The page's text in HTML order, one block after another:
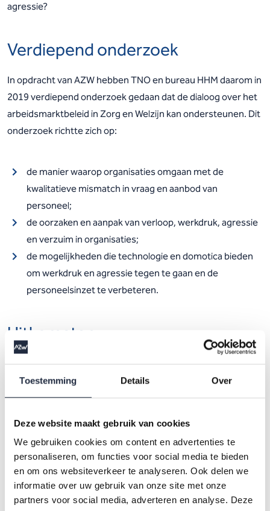
Toestemming Details Over
Deze website maakt gebruik van cookies
We gebruiken cookies om content en advertenties te
personaliseren, om functies voor social media te bieden
en om ons websiteverkeer te analyseren. Ook delen we
informatie over uw gebruik van onze site met onze
partners voor social media, adverteren en analyse. Deze
agressie?
Verdiepend onderzoek
In opdracht van AZW hebben TNO en bureau HHM daarom in
2019 verdiepend onderzoek gedaan dat de dialoog over het
arbeidsmarktbeleid in Zorg en Welzijn kan ondersteunen. Dit
onderzoek richtte zich op:
de manier waarop organisaties omgaan met de
kwalitatieve mismatch in vraag en aanbod van
personeel;
de oorzaken en aanpak van verloop, werkdruk, agressie
en verzuim in organisaties;
de mogelijkheden die technologie en domotica bieden
om werkdruk en agressie tegen te gaan en de
personeelsinzet te verbeteren.
Uitkomsten
In de publicatie zijn de belangrijkste uitkomsten van het
onderzoek beschreven in voor thema’s als de arbeidsmarkt,
werkdruk, agressie, verzuim, en technologie en domotica.
van de uitkomsten het huidige personeelstekort kan leiden
tot sluiting van een locatie of afdeling. Dat leidt soms
noodgedwongen tot een (tijdelijke) cliëntenstop. Een andere
belangrijke uitkomst is dat de huidige campagnes tegen
werkdruk en tegen agressie en geweld in de zorg niet of